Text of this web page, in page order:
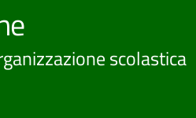
scolastica